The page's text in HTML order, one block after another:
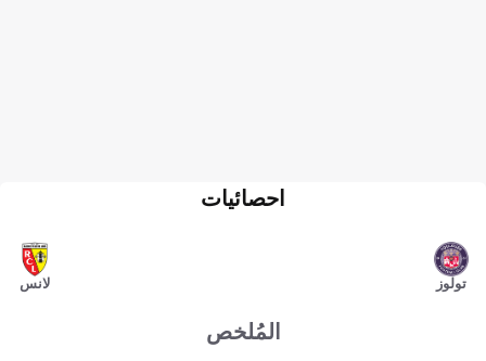
تولوز
احصائيات
لانس
المُلخص